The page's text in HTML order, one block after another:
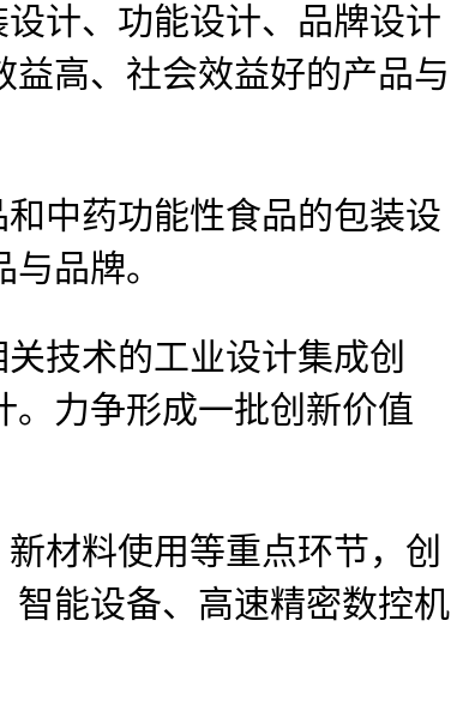
计、功能设计、品牌设计
高、社会效益好的产品与
中药功能性食品的包装设
品牌。
技术的工业设计集成创
力争形成一批创新价值
材料使用等重点环节，创
智能设备、高速精密数控机